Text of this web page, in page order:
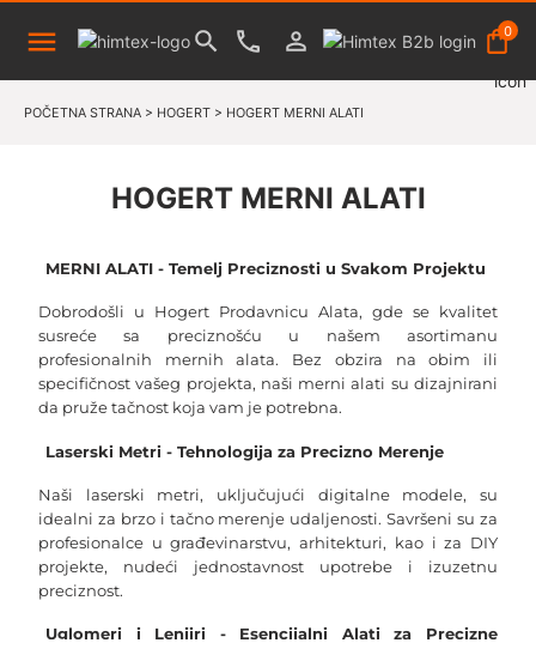
0
POČETNA STRANA > HOGERT > HOGERT MERNI ALATI
HOGERT MERNI ALATI
MERNI ALATI - Temelj Preciznosti u Svakom Projektu
Dobrodošli u Hogert Prodavnicu Alata, gde se kvalitet
susreće sa preciznošću u našem asortimanu
profesionalnih mernih alata. Bez obzira na obim ili
specifičnost vašeg projekta, naši merni alati su dizajnirani
da pruže tačnost koja vam je potrebna.
Laserski Metri - Tehnologija za Precizno Merenje
Naši laserski metri, uključujući digitalne modele, su
idealni za brzo i tačno merenje udaljenosti. Savršeni su za
profesionalce u građevinarstvu, arhitekturi, kao i za DIY
projekte, nudeći jednostavnost upotrebe i izuzetnu
preciznost.
Uglomeri i Lenjiri - Esencijalni Alati za Precizne